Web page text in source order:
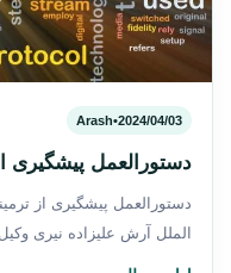
2024/04/03
•
Arash
دستورالعمل‌ پیشگیری
دستورالعمل‌ پیشگیری از
الملل آرش علیزاده نیری